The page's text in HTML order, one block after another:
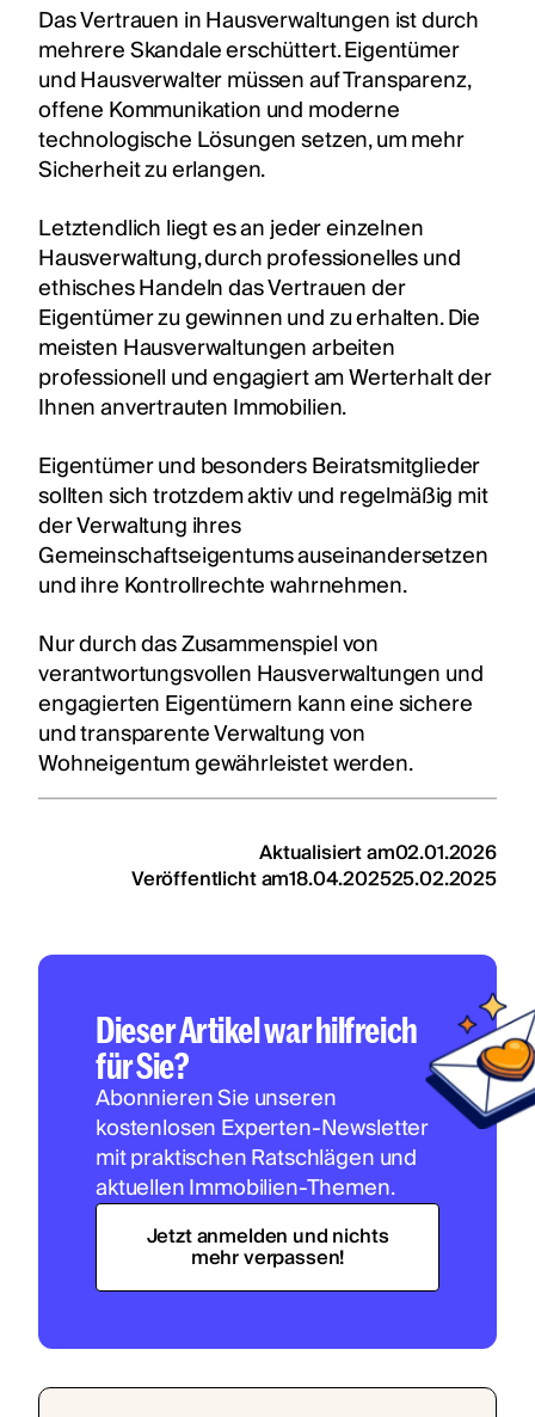
Das Vertrauen in Hausverwaltungen ist durch
mehrere Skandale erschüttert. Eigentümer
und Hausverwalter müssen auf Transparenz,
offene Kommunikation und moderne
technologische Lösungen setzen, um mehr
Sicherheit zu erlangen.
Letztendlich liegt es an jeder einzelnen
Hausverwaltung, durch professionelles und
ethisches Handeln das Vertrauen der
Eigentümer zu gewinnen und zu erhalten. Die
meisten Hausverwaltungen arbeiten
professionell und engagiert am Werterhalt der
Ihnen anvertrauten Immobilien.
Eigentümer und besonders Beiratsmitglieder
sollten sich trotzdem aktiv und regelmäßig mit
der Verwaltung ihres
Gemeinschaftseigentums auseinandersetzen
und ihre Kontrollrechte wahrnehmen.
Nur durch das Zusammenspiel von
verantwortungsvollen Hausverwaltungen und
engagierten Eigentümern kann eine sichere
und transparente Verwaltung von
Wohneigentum gewährleistet werden.
Aktualisiert am02.01.2026
Veröffentlicht am18.04.202525.02.2025
Dieser Artikel war hilfreich
für Sie?
Abonnieren Sie unseren
kostenlosen Experten-Newsletter
mit praktischen Ratschlägen und
aktuellen Immobilien-Themen.
Jetzt anmelden und nichts
mehr verpassen!